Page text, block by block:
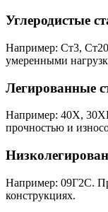
Углеродистые
Например: Ст3,
умеренными
Легированные
Например: 40Х,
прочностью и
Например: 09Г2С.
конструкциях.